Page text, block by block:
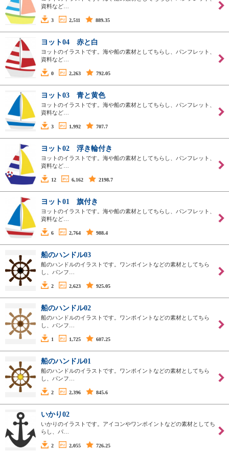
資料など…
3 2,511 889.35
ヨット04 赤と白
ヨットのイラストです。海や船の素材としてちらし、パンフレット、
資料など…
0 2,263 792.05
ヨット03 青と黄色
ヨットのイラストです。海や船の素材としてちらし、パンフレット、
資料など…
3 1,992 707.7
ヨット02 浮き輪付き
ヨットのイラストです。海や船の素材としてちらし、パンフレット、
資料など…
12 6,162 2198.7
ヨット01 旗付き
ヨットのイラストです。海や船の素材としてちらし、パンフレット、
資料など…
6 2,764 988.4
船のハンドル03
船のハンドルのイラストです。ワンポイントなどの素材としてちら
し、パンフ…
2 2,623 925.05
船のハンドル02
船のハンドルのイラストです。ワンポイントなどの素材としてちら
し、パンフ…
1 1,725 607.25
船のハンドル01
船のハンドルのイラストです。ワンポイントなどの素材としてちら
し、パンフ…
2 2,396 845.6
いかり02
いかりのイラストです。アイコンやワンポイントなどの素材としてち
らし、パ…
2 2,055 726.25